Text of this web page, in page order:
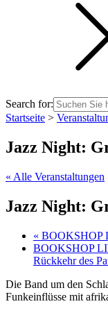
Search for:
Startseite >
Jazz Night:
« Alle Veranstaltungen
Jazz Night:
« BOOKSHOP
BOOKSHOP
Rückkehr des
Die Band um den
Funkeinflüsse mit